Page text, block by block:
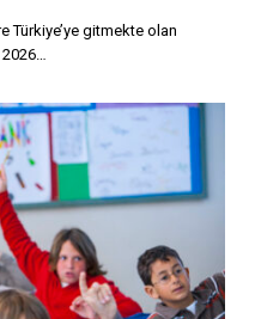
Türkiye’ye gitmekte olan